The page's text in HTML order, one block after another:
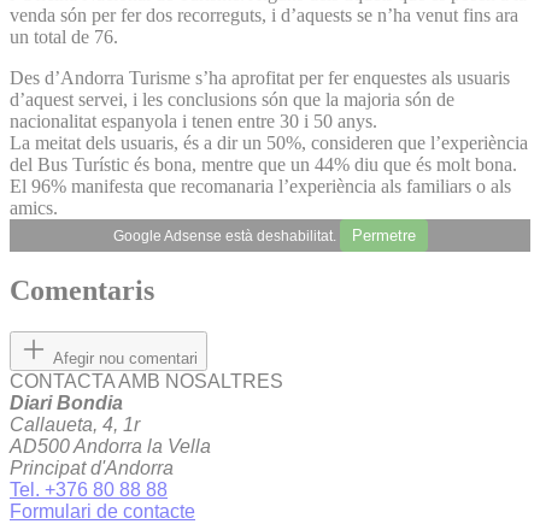
venda són per fer dos recorreguts, i d’aquests se n’ha venut fins ara
un total de 76.
Des d’Andorra Turisme s’ha aprofitat per fer enquestes als usuaris
d’aquest servei, i les conclusions són que la majoria són de
nacionalitat espanyola i tenen entre 30 i 50 anys.
La meitat dels usuaris, és a dir un 50%, consideren que l’experiència
del Bus Turístic és bona, mentre que un 44% diu que és molt bona.
El 96% manifesta que recomanaria l’experiència als familiars o als
amics.
Google Adsense està deshabilitat. Permetre
Comentaris
Afegir nou comentari
CONTACTA AMB NOSALTRES
Diari Bondia
Callaueta, 4, 1r
AD500 Andorra la Vella
Principat d'Andorra
Tel. +376 80 88 88
Formulari de contacte